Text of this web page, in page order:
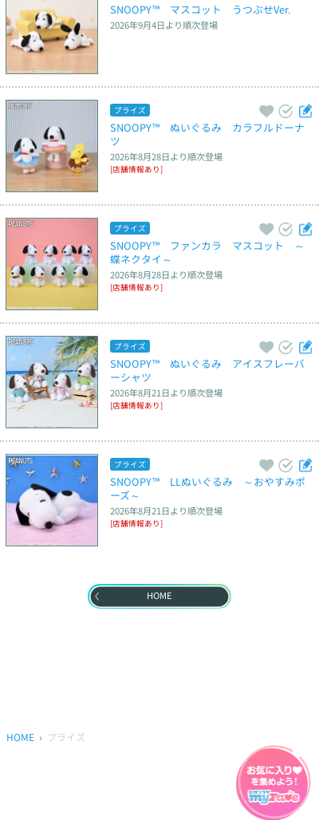
SNOOPY™　マスコット　うつぶせVer.
2026年9月4日より順次登場
プライズ
SNOOPY™　ぬいぐるみ　カラフルドーナ
ツ
2026年8月28日より順次登場
[店舗情報あり]
プライズ
SNOOPY™　ファンカラ　マスコット　～
蝶ネクタイ～
2026年8月28日より順次登場
[店舗情報あり]
プライズ
SNOOPY™　ぬいぐるみ　アイスフレーバ
ーシャツ
2026年8月21日より順次登場
[店舗情報あり]
プライズ
SNOOPY™　LLぬいぐるみ　～おやすみポ
ーズ～
2026年8月21日より順次登場
[店舗情報あり]
HOME
HOME プライズ